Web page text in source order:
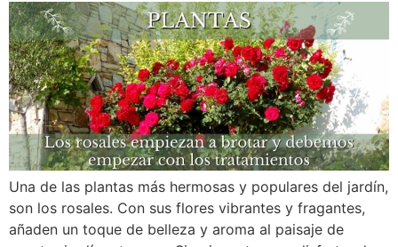
Una de las plantas más hermosas y populares del jardín,
son los rosales. Con sus flores vibrantes y fragantes,
añaden un toque de belleza y aroma al paisaje de